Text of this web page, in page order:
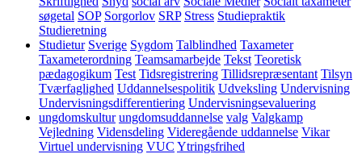
søgetal SOP Sorgorlov SRP Stress Studiepraktik
Studieretning
Studietur Sverige Sygdom Talblindhed Taxameter
Taxameterordning Teamsamarbejde Tekst Teoretisk
pædagogikum Test Tidsregistrering Tillidsrepræsentant Tilsyn
Tværfaglighed Uddannelsespolitik Udveksling Undervisning
Undervisningsdifferentiering Undervisningsevaluering
ungdomskultur ungdomsuddannelse valg Valgkamp
Vejledning Vidensdeling Videregående uddannelse Vikar
Virtuel undervisning VUC Ytringsfrihed